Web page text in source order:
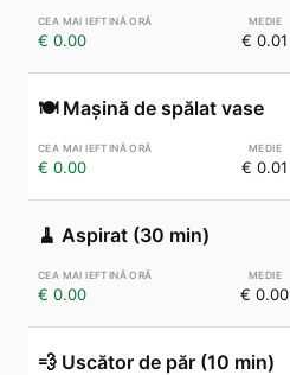
€ 0.00 € 0.01
🍽️ Mașină de spălat vase
€ 0.00 € 0.01
🧹 Aspirat (30 min)
€ 0.00 € 0.00
💨 Uscător de păr (10 min)